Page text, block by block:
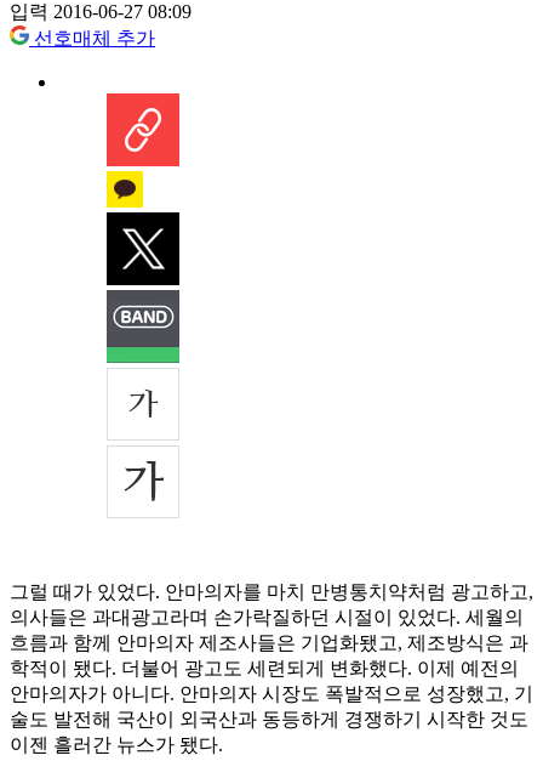
입력 2016-06-27 08:09
선호매체 추가
그럴 때가 있었다. 안마의자를 마치 만병통치약처럼 광고하고,
의사들은 과대광고라며 손가락질하던 시절이 있었다. 세월의
흐름과 함께 안마의자 제조사들은 기업화됐고, 제조방식은 과
학적이 됐다. 더불어 광고도 세련되게 변화했다. 이제 예전의
안마의자가 아니다. 안마의자 시장도 폭발적으로 성장했고, 기
술도 발전해 국산이 외국산과 동등하게 경쟁하기 시작한 것도
이젠 흘러간 뉴스가 됐다.